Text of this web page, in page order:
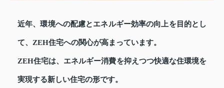
近年、環境への配慮とエネルギー効率の向上を目的とし
て、ZEH住宅への関心が高まっています。
ZEH住宅は、エネルギー消費を抑えつつ快適な住環境を
実現する新しい住宅の形です。